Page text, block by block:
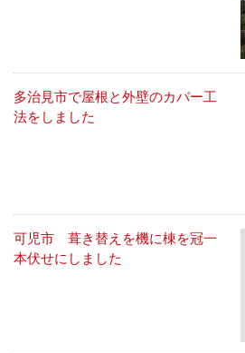
多治見市で屋根と外壁のカバー工
法をしました
可児市 葺き替えを機に棟を冠一
本伏せにしました